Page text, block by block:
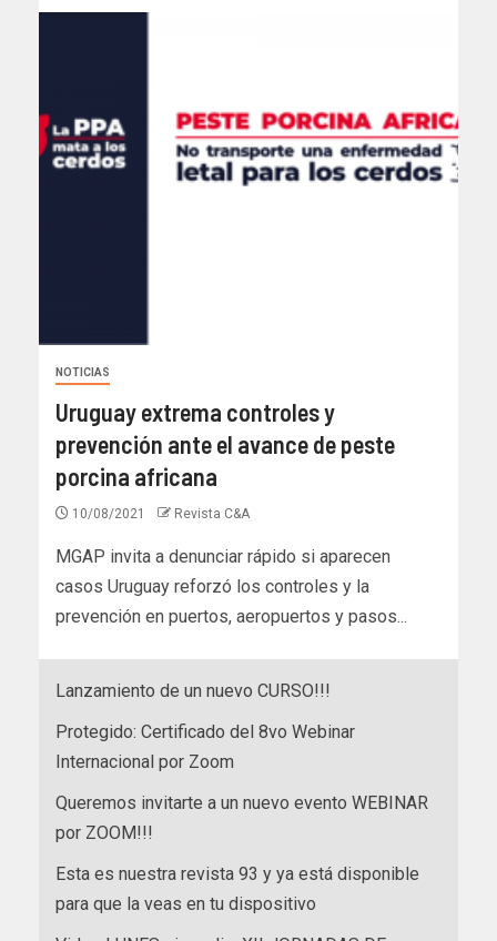
NOTICIAS
Uruguay extrema controles y
prevención ante el avance de peste
porcina africana
10/08/2021 Revista C&A
MGAP invita a denunciar rápido si aparecen
casos Uruguay reforzó los controles y la
prevención en puertos, aeropuertos y pasos...
Lanzamiento de un nuevo CURSO!!!
Protegido: Certificado del 8vo Webinar
Internacional por Zoom
Queremos invitarte a un nuevo evento WEBINAR
por ZOOM!!!
Esta es nuestra revista 93 y ya está disponible
para que la veas en tu dispositivo